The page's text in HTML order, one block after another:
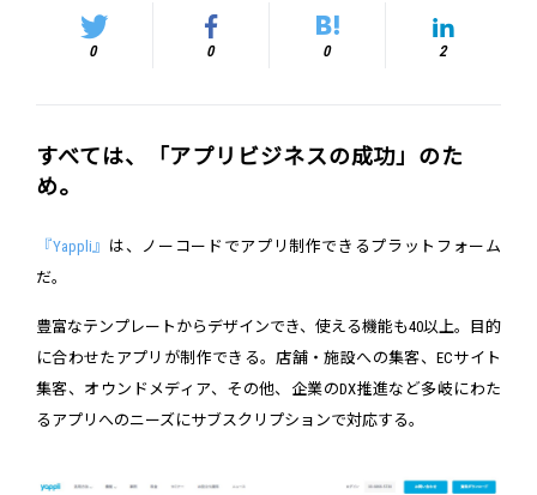
0 0 0 2
すべては、「アプリビジネスの成功」のた
め。
『Yappli』 は、ノーコードでアプリ制作できるプラットフォーム
だ。
豊富なテンプレートからデザインでき、使える機能も40以上。目的
に合わせたアプリが制作できる。店舗・施設への集客、ECサイト
集客、オウンドメディア、その他、企業のDX推進など多岐にわた
るアプリへのニーズにサブスクリプションで対応する。